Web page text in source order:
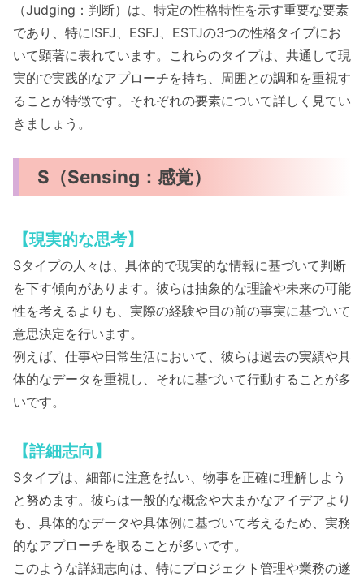
（Judging：判断）は、特定の性格特性を示す重要な要素
であり、特にISFJ、ESFJ、ESTJの3つの性格タイプにお
いて顕著に表れています。これらのタイプは、共通して現
実的で実践的なアプローチを持ち、周囲との調和を重視す
ることが特徴です。それぞれの要素について詳しく見てい
きましょう。
S（Sensing：感覚）
【現実的な思考】
Sタイプの人々は、具体的で現実的な情報に基づいて判断
を下す傾向があります。彼らは抽象的な理論や未来の可能
性を考えるよりも、実際の経験や目の前の事実に基づいて
意思決定を行います。
例えば、仕事や日常生活において、彼らは過去の実績や具
体的なデータを重視し、それに基づいて行動することが多
いです。
【詳細志向】
Sタイプは、細部に注意を払い、物事を正確に理解しよう
と努めます。彼らは一般的な概念や大まかなアイデアより
も、具体的なデータや具体例に基づいて考えるため、実務
的なアプローチを取ることが多いです。
このような詳細志向は、特にプロジェクト管理や業務の遂